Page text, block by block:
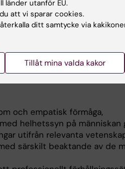
frågeställningar och situationer,
medverka vid och
behandlingar inklusive
förmåga.
förhållningssätt
och empatisk förmåga,
helhetssyn på människan
utifrån relevanta
särskilt beaktande av de
länder utanför EU.
att vi sparar cookies.
ditt samtycke via
Tillåt mina valda kakor